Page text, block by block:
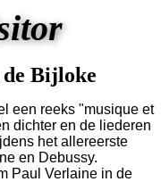
Bijloke
een reeks "musique et
dichter en de liederen
het allereerste
en Debussy.
Paul Verlaine in de